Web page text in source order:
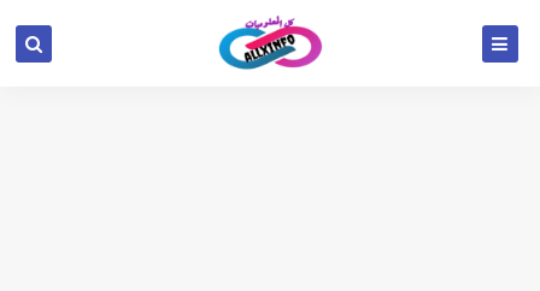
google.com, pub-6654709521456670, DIRECT,
f08c47fec0942fa0